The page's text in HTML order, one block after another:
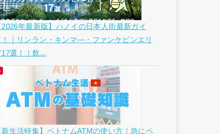
2026年最新版】ハノイの日本人街最新ガイ
！｜リンラン・キンマ―・ファンケビンエリ
17選！｜飲...
新生活特集】ベトナムATMの使い方｜急にベ